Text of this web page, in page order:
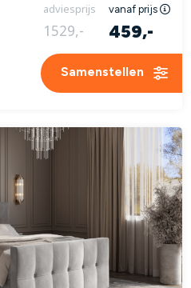
adviesprijs vanaf prijs
1529,- 459,-
Samenstellen